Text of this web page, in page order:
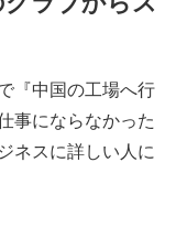
『中国の工場へ行
事にならなかった
ネスに詳しい人に